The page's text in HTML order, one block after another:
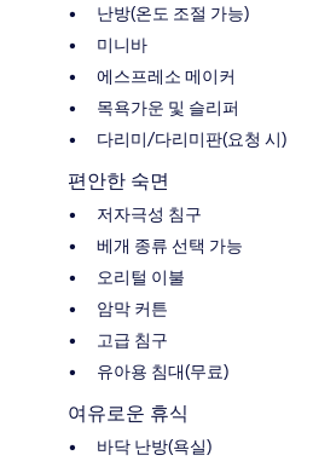
난방(온도 조절 가능)
미니바
에스프레소 메이커
목욕가운 및 슬리퍼
다리미/다리미판(요청 시)
편안한 숙면
저자극성 침구
베개 종류 선택 가능
오리털 이불
암막 커튼
고급 침구
유아용 침대(무료)
여유로운 휴식
바닥 난방(욕실)